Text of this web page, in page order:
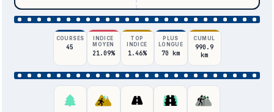
COURSES
45
INDICE
MOYEN
21.09%
TOP
INDICE
1.46%
PLUS
LONGUE
70 km
CUMUL
990.9
km